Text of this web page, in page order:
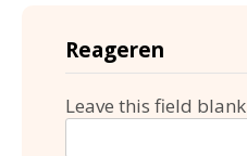
Reageren
Leave this field blank